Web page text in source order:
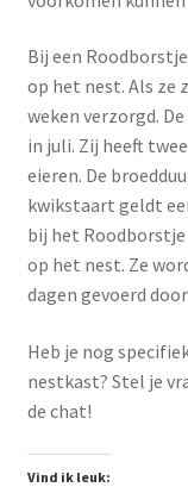
Bij een
op het nest. Als ze
weken verzorgd.
in juli. Zij heeft
eieren. De
kwikstaart geldt
bij het
op het nest. Ze
dagen gevoerd
Heb je nog
nestkast? Stel je
de chat!
Vind ik leuk: